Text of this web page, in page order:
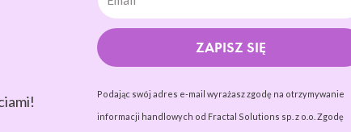
ZAPISZ SIĘ
Podając swój adres e-mail wyrażasz zgodę na otrzymywanie
informacji handlowych od Fractal Solutions sp. z o.o. Zgodę